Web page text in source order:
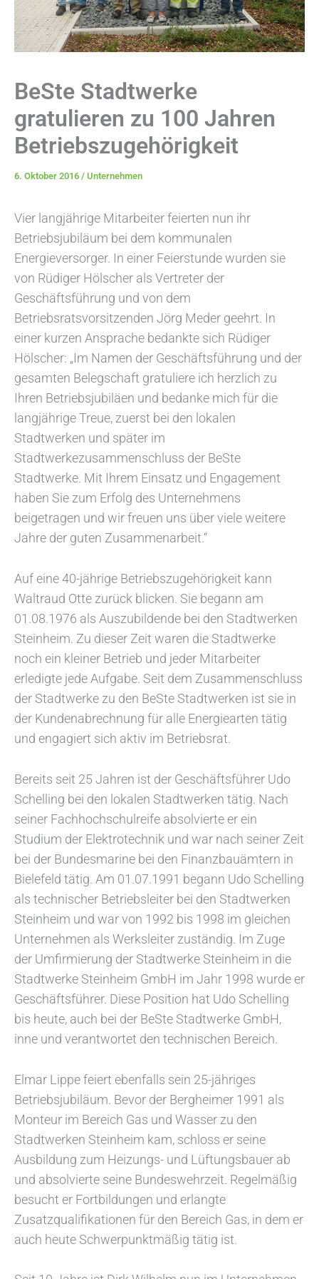
BeSte Stadtwerke
gratulieren zu 100 Jahren
Betriebszugehörigkeit
6. Oktober 2016 / Unternehmen
Vier langjährige Mitarbeiter feierten nun ihr
Betriebsjubiläum bei dem kommunalen
Energieversorger. In einer Feierstunde wurden sie
von Rüdiger Hölscher als Vertreter der
Geschäftsführung und von dem
Betriebsratsvorsitzenden Jörg Meder geehrt. In
einer kurzen Ansprache bedankte sich Rüdiger
Hölscher: „Im Namen der Geschäftsführung und der
gesamten Belegschaft gratuliere ich herzlich zu
Ihren Betriebsjubiläen und bedanke mich für die
langjährige Treue, zuerst bei den lokalen
Stadtwerken und später im
Stadtwerkezusammenschluss der BeSte
Stadtwerke. Mit Ihrem Einsatz und Engagement
haben Sie zum Erfolg des Unternehmens
beigetragen und wir freuen uns über viele weitere
Jahre der guten Zusammenarbeit.“
Auf eine 40-jährige Betriebszugehörigkeit kann
Waltraud Otte zurück blicken. Sie begann am
01.08.1976 als Auszubildende bei den Stadtwerken
Steinheim. Zu dieser Zeit waren die Stadtwerke
noch ein kleiner Betrieb und jeder Mitarbeiter
erledigte jede Aufgabe. Seit dem Zusammenschluss
der Stadtwerke zu den BeSte Stadtwerken ist sie in
der Kundenabrechnung für alle Energiearten tätig
und engagiert sich aktiv im Betriebsrat.
Bereits seit 25 Jahren ist der Geschäftsführer Udo
Schelling bei den lokalen Stadtwerken tätig. Nach
seiner Fachhochschulreife absolvierte er ein
Studium der Elektrotechnik und war nach seiner Zeit
bei der Bundesmarine bei den Finanzbauämtern in
Bielefeld tätig. Am 01.07.1991 begann Udo Schelling
als technischer Betriebsleiter bei den Stadtwerken
Steinheim und war von 1992 bis 1998 im gleichen
Unternehmen als Werksleiter zuständig. Im Zuge
der Umfirmierung der Stadtwerke Steinheim in die
Stadtwerke Steinheim GmbH im Jahr 1998 wurde er
Geschäftsführer. Diese Position hat Udo Schelling
bis heute, auch bei der BeSte Stadtwerke GmbH,
inne und verantwortet den technischen Bereich.
Elmar Lippe feiert ebenfalls sein 25-jähriges
Betriebsjubiläum. Bevor der Bergheimer 1991 als
Monteur im Bereich Gas und Wasser zu den
Stadtwerken Steinheim kam, schloss er seine
Ausbildung zum Heizungs- und Lüftungsbauer ab
und absolvierte seine Bundeswehrzeit. Regelmäßig
besucht er Fortbildungen und erlangte
Zusatzqualifikationen für den Bereich Gas, in dem er
auch heute Schwerpunktmäßig tätig ist.